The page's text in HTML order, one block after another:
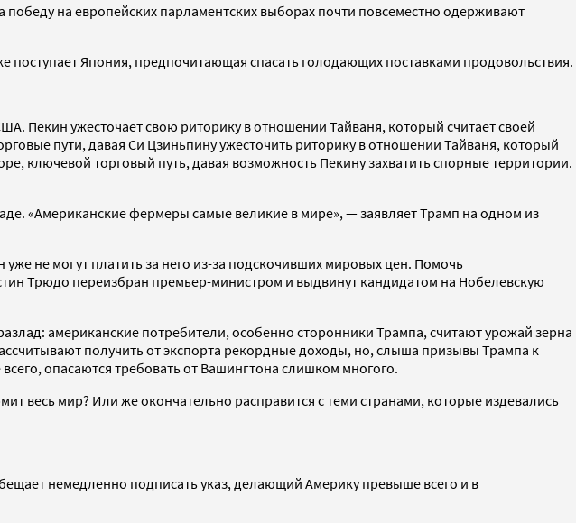
на европейских парламентских выборах почти повсеместно одерживают
Япония, предпочитающая спасать голодающих поставками продовольствия.
Пекин ужесточает свою риторику в отношении Тайваня, который считает своей
пути, давая Си Цзиньпину ужесточить риторику в отношении Тайваня, который
ключевой торговый путь, давая возможность Пекину захватить спорные территории.
«Американские фермеры самые великие в мире», — заявляет Трамп на одном из
не могут платить за него из-за подскочивших мировых цен. Помочь
Трюдо переизбран премьер-министром и выдвинут кандидатом на Нобелевскую
американские потребители, особенно сторонники Трампа, считают урожай зерна
получить от экспорта рекордные доходы, но, слыша призывы Трампа к
опасаются требовать от Вашингтона слишком многого.
весь мир? Или же окончательно расправится с теми странами, которые издевались
немедленно подписать указ, делающий Америку превыше всего и в